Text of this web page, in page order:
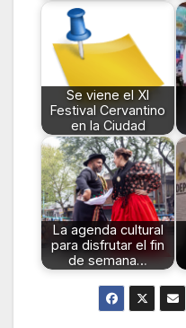
Se viene el XI
Festival Cervantino
en la Ciudad
La agenda cultural
para disfrutar el fin
de semana…